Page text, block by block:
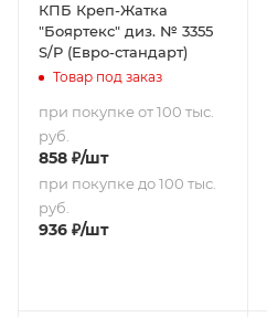
КПБ Креп-Жатка
"Бояртекс" диз. № 3355
S/P (Евро-стандарт)
Товар под заказ
при покупке от 100 тыс.
руб.
858 ₽/шт
при покупке до 100 тыс.
руб.
936 ₽/шт